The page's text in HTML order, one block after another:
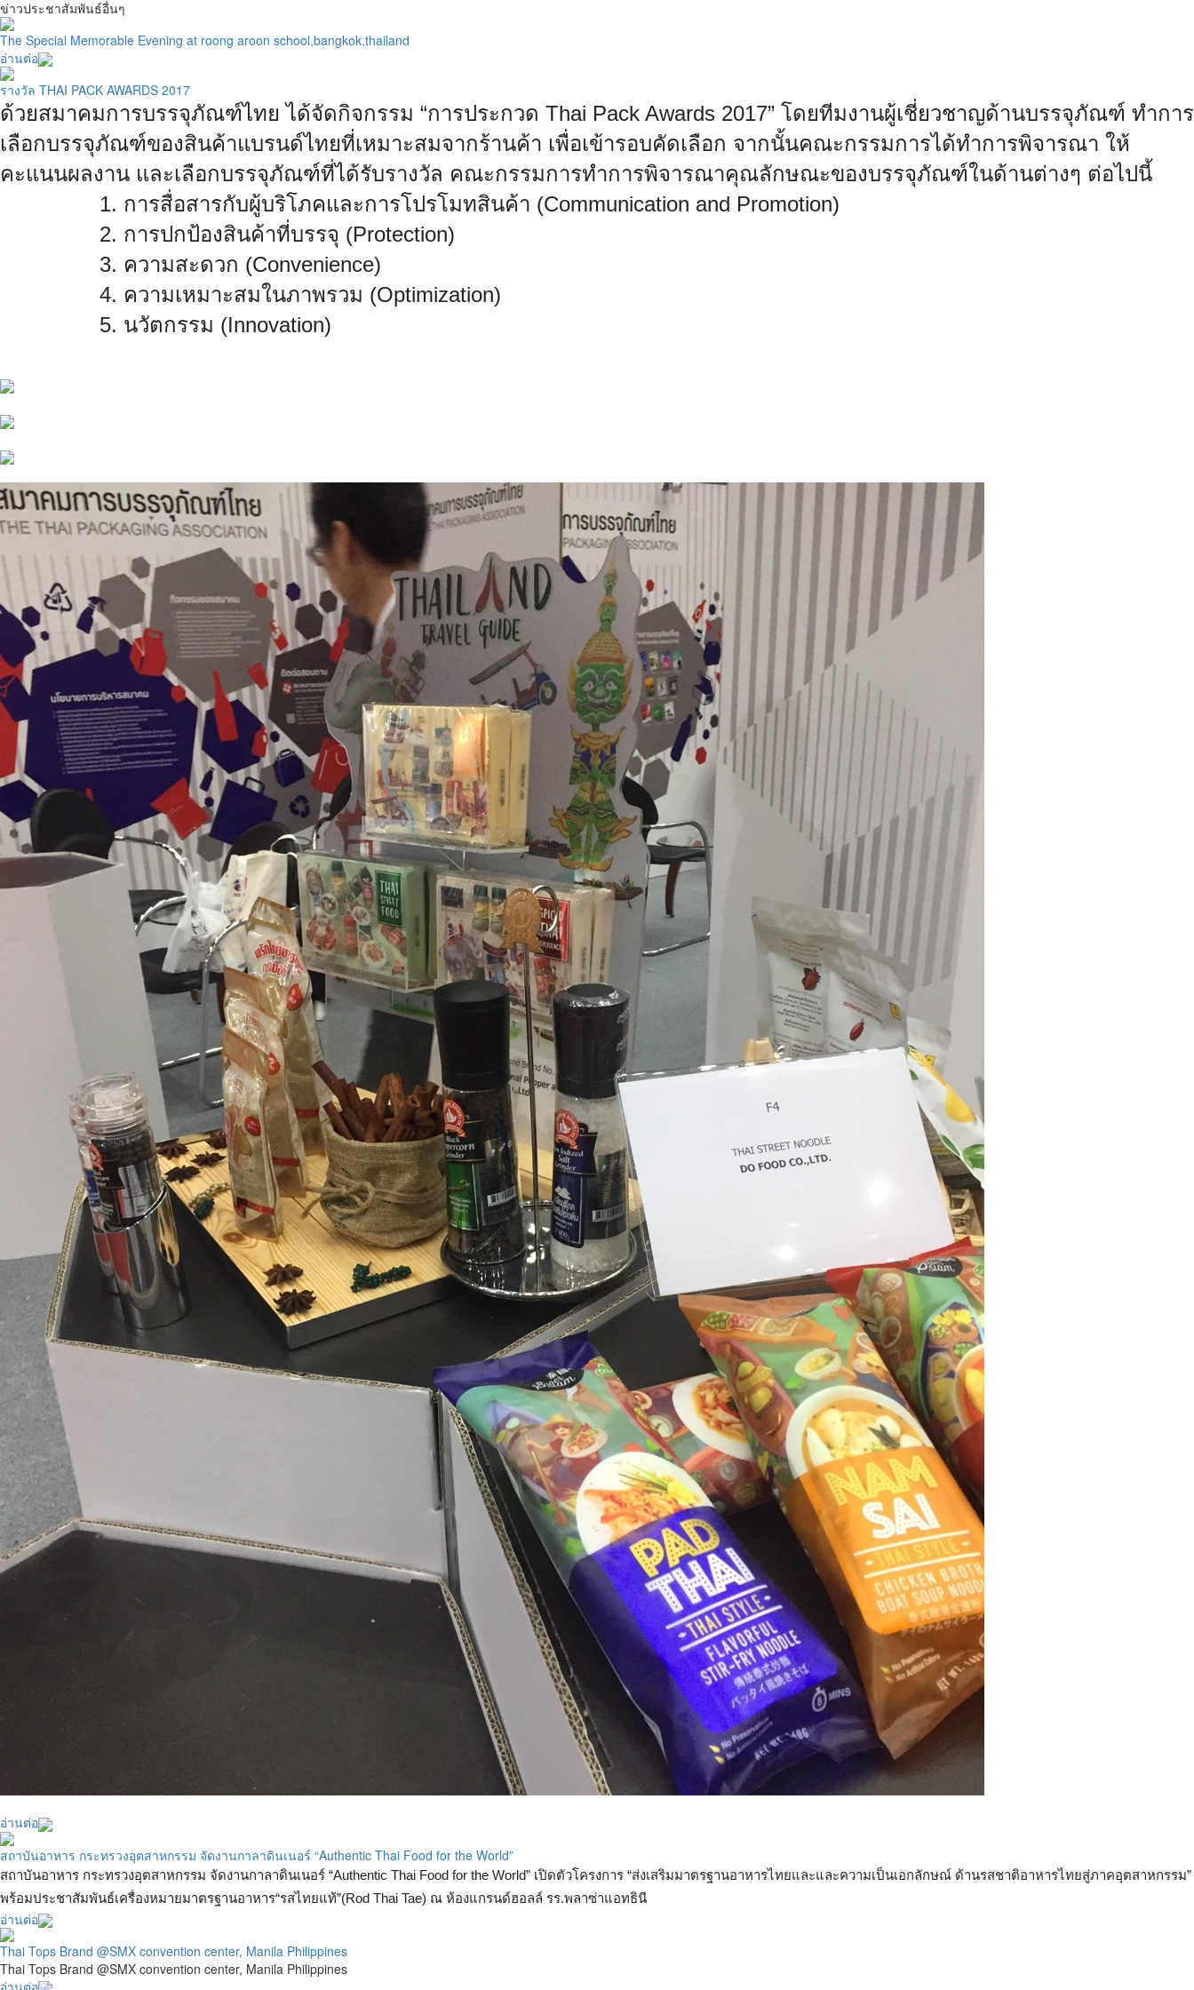
ข่าวประชาสัมพันธ์อื่นๆ
The Special Memorable Evening at roong aroon school,bangkok,thailand
อ่านต่อ
รางวัล THAI PACK AWARDS 2017
ด้วยสมาคมการบรรจุภัณฑ์ไทย ได้จัดกิจกรรม “การประกวด Thai Pack Awards 2017” โดยทีมงานผู้เชี่ยวชาญด้านบรรจุภัณฑ์ ทำการ
เลือกบรรจุภัณฑ์ของสินค้าแบรนด์ไทยที่เหมาะสมจากร้านค้า เพื่อเข้ารอบคัดเลือก จากนั้นคณะกรรมการได้ทำการพิจารณา ให้
คะแนนผลงาน และเลือกบรรจุภัณฑ์ที่ได้รับรางวัล คณะกรรมการทำการพิจารณาคุณลักษณะของบรรจุภัณฑ์ในด้านต่างๆ ต่อไปนี้
1. การสื่อสารกับผู้บริโภคและการโปรโมทสินค้า (Communication and Promotion)
2. การปกป้องสินค้าที่บรรจุ (Protection)
3. ความสะดวก (Convenience)
4. ความเหมาะสมในภาพรวม (Optimization)
5. นวัตกรรม (Innovation)
อ่านต่อ
สถาบันอาหาร กระทรวงอุตสาหกรรม จัดงานกาลาดินเนอร์ “Authentic Thai Food for the World”
สถาบันอาหาร กระทรวงอุตสาหกรรม จัดงานกาลาดินเนอร์ “Authentic Thai Food for the World” เปิดตัวโครงการ “ส่งเสริมมาตรฐานอาหารไทยและและความเป็นเอกลักษณ์ ด้านรสชาติอาหารไทยสู่ภาคอุตสาหกรรม”
พร้อมประชาสัมพันธ์เครื่องหมายมาตรฐานอาหาร“รสไทยแท้”(Rod Thai Tae) ณ ห้องแกรนด์ฮอลล์ รร.พลาซ่าแอทธินี
อ่านต่อ
Thai Tops Brand @SMX convention center, Manila Philippines
Thai Tops Brand @SMX convention center, Manila Philippines
อ่านต่อ